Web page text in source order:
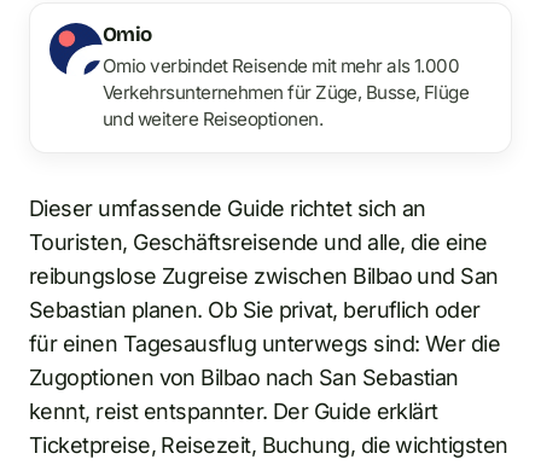
Omio
Omio verbindet Reisende mit mehr als 1.000
Verkehrsunternehmen für Züge, Busse, Flüge
und weitere Reiseoptionen.
Dieser umfassende Guide richtet sich an
Touristen, Geschäftsreisende und alle, die eine
reibungslose Zugreise zwischen Bilbao und San
Sebastian planen. Ob Sie privat, beruflich oder
für einen Tagesausflug unterwegs sind: Wer die
Zugoptionen von Bilbao nach San Sebastian
kennt, reist entspannter. Der Guide erklärt
Ticketpreise, Reisezeit, Buchung, die wichtigsten